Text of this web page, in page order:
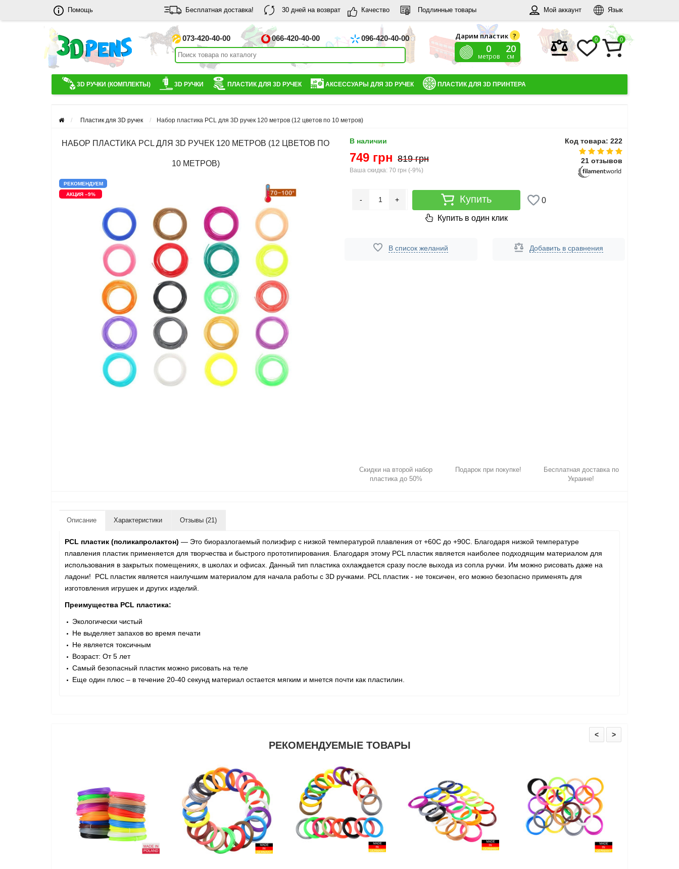
Помощь Бесплатная доставка! 30 дней на возврат Качество Подлинные товары Мой аккаунт Язык
073-420-40-00 066-420-40-00 096-420-40-00 Дарим пластик ?
0
метров
21
см
0 0
3D РУЧКИ (КОМПЛЕКТЫ) 3D РУЧКИ ПЛАСТИК ДЛЯ 3D РУЧЕК АКСЕССУАРЫ ДЛЯ 3D РУЧЕК ПЛАСТИК ДЛЯ 3D ПРИНТЕРА
Пластик для 3D ручек Набор пластика PCL для 3D ручек 120 метров (12 цветов по 10 метров)
НАБОР ПЛАСТИКА PCL ДЛЯ 3D РУЧЕК 120 МЕТРОВ (12 ЦВЕТОВ ПО
10 МЕТРОВ)
РЕКОМЕНДУЕМ
АКЦИЯ –9%
В наличии Код товара: 222
21 отзывов
749 грн 819 грн
Ваша скидка: 70 грн (-9%)
+
- Купить
Купить в один клик
0
В список желаний Добавить в сравнения
Скидки на второй набор
пластика до 50%
Подарок при покупке!
Бесплатная доставка по
Украине!
Описание Характеристики Отзывы (21)
PCL пластик (поликапролактон) — Это биоразлогаемый полиэфир с низкой температурой плавления от +60C до +90C. Благодаря низкой температуре
плавления пластик применяется для творчества и быстрого прототипирования. Благодаря этому PCL пластик является наиболее подходящим материалом для
использования в закрытых помещениях, в школах и офисах. Данный тип пластика охлаждается сразу после выхода из сопла ручки. Им можно рисовать даже на
ладони! PCL пластик является наилучшим материалом для начала работы с 3D ручками. PCL пластик - не токсичен, его можно безопасно применять для
изготовления игрушек и других изделий.
Преимущества PCL пластика:
Экологически чистый
Не выделяет запахов во время печати
Не является токсичным
Возраст: От 5 лет
Самый безопасный пластик можно рисовать на теле
Еще один плюс – в течение 20-40 секунд материал остается мягким и мнется почти как пластилин.
РЕКОМЕНДУЕМЫЕ ТОВАРЫ
< >